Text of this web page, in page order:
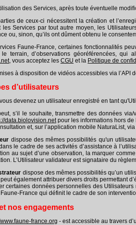
des Services, après toute éventuelle
de ceux-ci nécessitent la création et
Services par tout autre moyen, les
ou, sinon, qu’ils ont dûment obtenu le
Faune-France, certaines fonctionnalités
terrain, d’observations géoréférencées, qui
, vous acceptez les CGU et la Politique de
à disposition de vidéos accessibles via
d’utilisateurs
devenez un utilisateur enregistré en tant
s’il le souhaite, transmettre des données
data.biolovision.netpour les informations hors de
et, sur l’application mobile NaturaList,
dispose des mêmes possibilités qu'un
le cadre de ses activités d’assistance à
au sujet d’une observation, la marquer
L’Utilisateur validateur est signataire du
dispose des mêmes possibilités qu’un
également attribuer divers droits permettant
certaines données personnelles des
France qui définit le cadre de son
nos engagements
france.org - est accessible au travers